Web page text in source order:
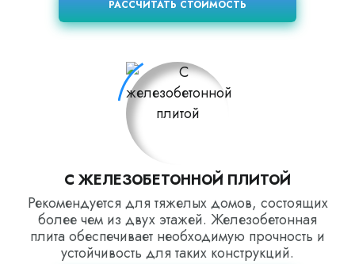
РАССЧИТАТЬ СТОИМОСТЬ
С ЖЕЛЕЗОБЕТОННОЙ ПЛИТОЙ
Рекомендуется для тяжелых домов, состоящих
более чем из двух этажей. Железобетонная
плита обеспечивает необходимую прочность и
устойчивость для таких конструкций.